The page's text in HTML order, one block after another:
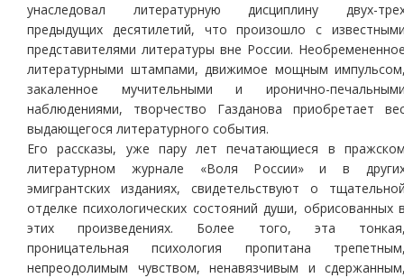
унаследовал литературную дисциплину двух-
предыдущих десятилетий, что произошло с
представителями литературы вне России.
литературными штампами, движимое мощным
закаленное мучительными и иронично-
наблюдениями, творчество Газданова приобретает
выдающегося литературного события.
Его рассказы, уже пару лет печатающиеся в
литературном журнале «Воля России» и в
эмигрантских изданиях, свидетельствуют о
отделке психологических состояний души, обрисованных
этих произведениях. Более того, эта
проницательная психология пропитана
непреодолимым чувством, ненавязчивым и